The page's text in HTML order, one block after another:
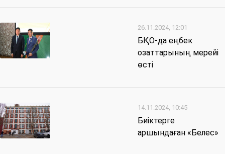
26.11.2024, 12:01
БҚО-да еңбек
озаттарының мерейі
өсті
14.11.2024, 10:45
Биіктерге
аршындаған «Белес»